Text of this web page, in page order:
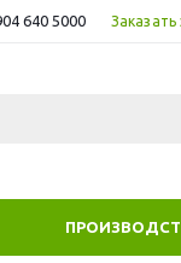
640 5000 Заказать